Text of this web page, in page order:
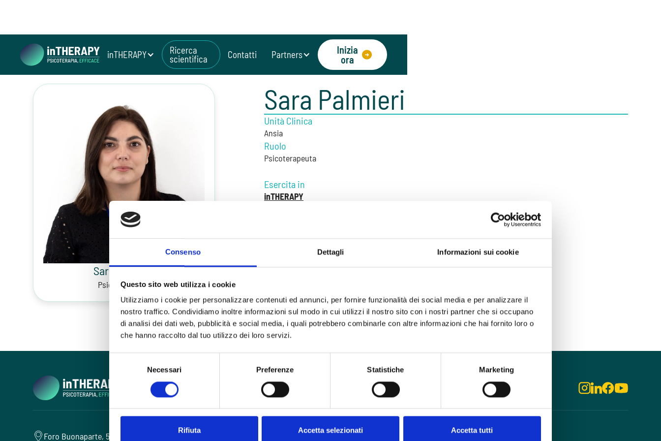
Consenso Dettagli Informazioni sui cookie
Questo sito web utilizza i cookie
Utilizziamo i cookie per personalizzare contenuti ed annunci, per fornire funzionalità dei social media e per analizzare il
nostro traffico. Condividiamo inoltre informazioni sul modo in cui utilizzi il nostro sito con i nostri partner che si occupano
di analisi dei dati web, pubblicità e social media, i quali potrebbero combinarle con altre informazioni che hai fornito loro o
che hanno raccolto dal tuo utilizzo dei loro servizi.
consenso
Necessari Preferenze Statistiche Marketing
Rifiuta Accetta selezionati Accetta tutti
inTHERAPY Ricerca
scientifica Contatti Partners
Inizia
ora
Sara Palmieri
Psicoterapeuta
Sara Palmieri
Unità Clinica
Ansia
Ruolo
Psicoterapeuta
Esercita in
inTHERAPY
Foro Buonaparte, 57 - 20121 Milano Domande frequenti